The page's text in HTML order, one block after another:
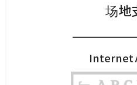
场地
Internet